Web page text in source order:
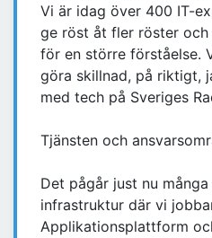
Vi är idag över 400 IT-
ge röst åt fler röster
för en större förståelse.
göra skillnad, på riktigt,
med tech på Sveriges
Tjänsten och
Det pågår just nu
infrastruktur där vi
Applikationsplattform